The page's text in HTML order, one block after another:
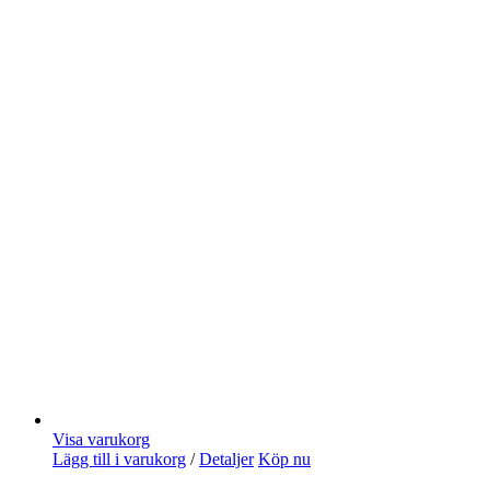
Visa varukorg
Lägg till i varukorg / Detaljer Köp nu